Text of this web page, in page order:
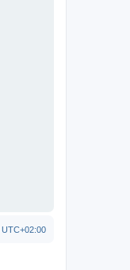
UTC+02:00